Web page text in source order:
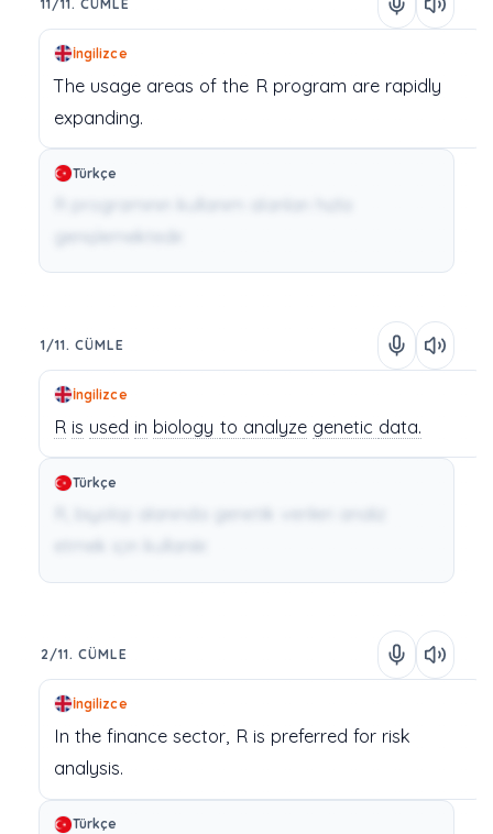
11/11. CÜMLE
İngilizce
The usage areas of the R program are rapidly
expanding.
Türkçe
R programının kullanım alanları hızla
1/11. CÜMLE
İngilizce
R is used in biology to analyze genetic data.
Türkçe
2/11. CÜMLE
İngilizce
In the financesector, R is preferred for risk
analysis.
Türkçe